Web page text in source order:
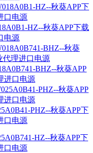
HZ--秋葵APP下载
电源
BHZ--秋葵APP
进口电源
PHZ--秋葵APP下
口电源
HZ--秋葵APP下
口电源